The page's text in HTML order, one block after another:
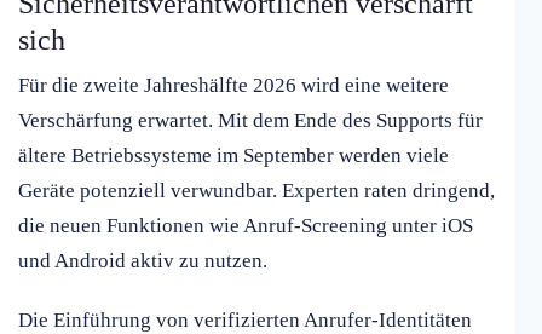
sich
Für die zweite Jahreshälfte 2026 wird eine weitere
Verschärfung erwartet. Mit dem Ende des Supports für
ältere Betriebssysteme im September werden viele
Geräte potenziell verwundbar. Experten raten dringend,
die neuen Funktionen wie Anruf-Screening unter iOS
und Android aktiv zu nutzen.
Die Einführung von verifizierten Anrufer-Identitäten